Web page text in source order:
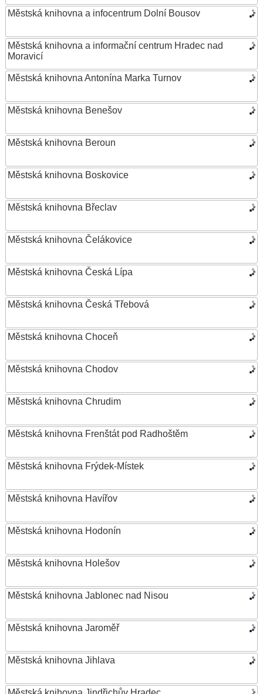
Městská knihovna a infocentrum Dolní Bousov
Městská knihovna a informační centrum Hradec nad
Moravicí
Městská knihovna Antonína Marka Turnov
Městská knihovna Benešov
Městská knihovna Beroun
Městská knihovna Boskovice
Městská knihovna Břeclav
Městská knihovna Čelákovice
Městská knihovna Česká Lípa
Městská knihovna Česká Třebová
Městská knihovna Choceň
Městská knihovna Chodov
Městská knihovna Chrudim
Městská knihovna Frenštát pod Radhoštěm
Městská knihovna Frýdek-Místek
Městská knihovna Havířov
Městská knihovna Hodonín
Městská knihovna Holešov
Městská knihovna Jablonec nad Nisou
Městská knihovna Jaroměř
Městská knihovna Jihlava